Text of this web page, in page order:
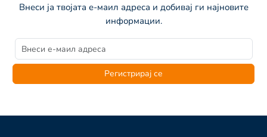
Внеси ја твојата е-маил адреса и добивај ги најновите
информации.
Регистрирај се